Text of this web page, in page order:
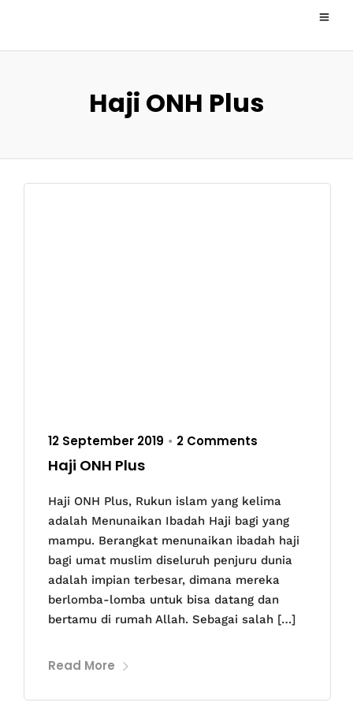
Haji ONH Plus
12 September 2019 • 2 Comments
Haji ONH Plus
Haji ONH Plus, Rukun islam yang kelima
adalah Menunaikan Ibadah Haji bagi yang
mampu. Berangkat menunaikan ibadah haji
bagi umat muslim diseluruh penjuru dunia
adalah impian terbesar, dimana mereka
berlomba-lomba untuk bisa datang dan
bertamu di rumah Allah. Sebagai salah […]
Read More